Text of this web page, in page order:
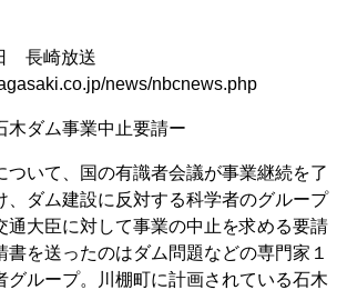
長崎放送
news/nbcnews.php
ダム事業中止要請ー
いて、国の有識者会議が事業継続を了
、ダム建設に反対する科学者のグループ
通大臣に対して事業の中止を求める要請
書を送ったのはダム問題などの専門家１
グループ。川棚町に計画されている石木